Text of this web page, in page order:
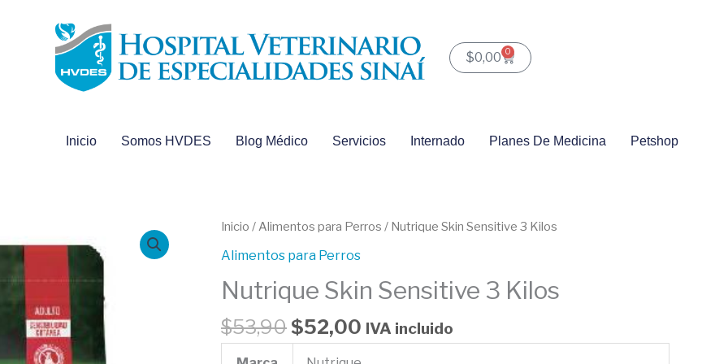
$0,00 0
Carrito
Inicio Somos HVDES Blog Médico Servicios Internado Planes De Medicina Petshop
Inicio /Alimentos para Perros / Nutrique Skin Sensitive 3 Kilos
Alimentos para Perros
Nutrique Skin Sensitive 3 Kilos
$53,90
El
precio
original
era:
$52,00
El
es:
IVA incluido
Nutrique
Skin
3
cantidad